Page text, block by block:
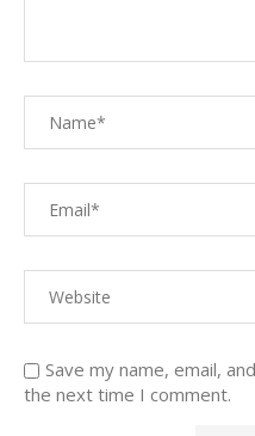
Save my name, email,
the next time I comment.